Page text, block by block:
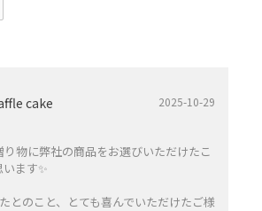
cake 2025-10-29
り物に弊社の商品をお選びいただけたこ
ます✨️
とのこと、とても喜んでいただけたご様